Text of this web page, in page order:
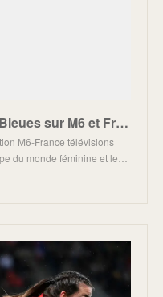
La Coupe du monde et les Bleues sur M6 et France Télé ?
M6-France télévisions
du monde féminine et le…